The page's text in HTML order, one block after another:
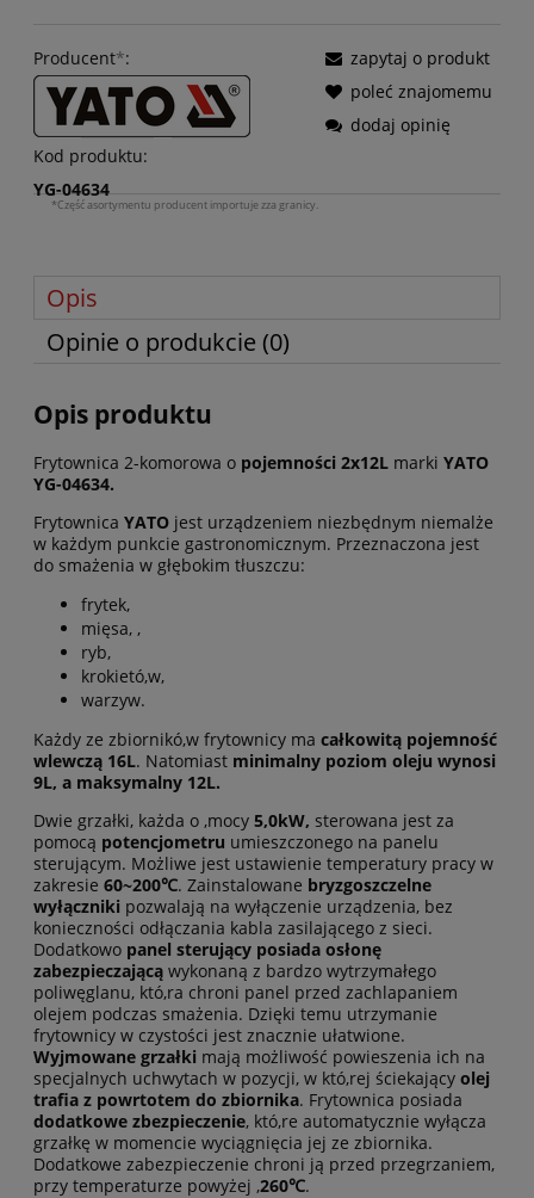
Producent*:
Kod produktu:
YG-04634
zapytaj o produkt
poleć znajomemu
dodaj opinię
*Część asortymentu producent importuje zza granicy.
Opis
Opinie o produkcie (0)
Opis produktu
Frytownica 2-komorowa o pojemności 2x12L marki YATO
YG-04634.
Frytownica YATO jest urządzeniem niezbędnym niemalże
w każdym punkcie gastronomicznym. Przeznaczona jest
do smażenia w głębokim tłuszczu:
frytek,
mięsa, ,
ryb,
krokietó,w,
warzyw.
Każdy ze zbiornikó,w frytownicy ma całkowitą pojemność
wlewczą 16L. Natomiast minimalny poziom oleju wynosi
9L, a maksymalny 12L.
Dwie grzałki, każda o ,mocy 5,0kW, sterowana jest za
pomocą potencjometru umieszczonego na panelu
sterującym. Możliwe jest ustawienie temperatury pracy w
zakresie 60~200℃. Zainstalowane bryzgoszczelne
wyłączniki pozwalają na wyłączenie urządzenia, bez
konieczności odłączania kabla zasilającego z sieci.
Dodatkowo panel sterujący posiada osłonę
zabezpieczającą wykonaną z bardzo wytrzymałego
poliwęglanu, któ,ra chroni panel przed zachlapaniem
olejem podczas smażenia. Dzięki temu utrzymanie
frytownicy w czystości jest znacznie ułatwione.
Wyjmowane grzałki mają możliwość powieszenia ich na
specjalnych uchwytach w pozycji, w któ,rej ściekający olej
trafia z powrtotem do zbiornika. Frytownica posiada
dodatkowe zbezpieczenie, któ,re automatycznie wyłącza
grzałkę w momencie wyciągnięcia jej ze zbiornika.
Dodatkowe zabezpieczenie chroni ją przed przegrzaniem,
przy temperaturze powyżej ,260℃.